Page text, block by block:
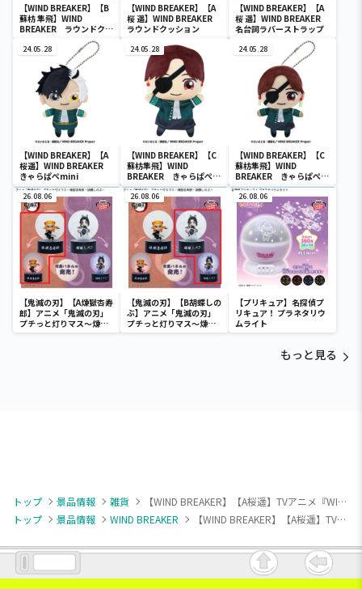
【WIND BREAKER】【B
蘇枋 隼飛】WIND
BREAKER ラウンドクッ
【WIND BREAKER】【A
桜 遥】WIND BREAKER
ラウンドクッション
【WIND BREAKER】【A
桜 遥】WIND BREAKER
名台詞ラバーストラップ
24.05.28
【WIND BREAKER】【A
桜遥】WIND BREAKER
きゃらぱぺmini
24.05.28
【WIND BREAKER】【C
蘇枋隼飛】WIND
BREAKER きゃらぱぺ
BIG
24.05.28
【WIND BREAKER】【C
蘇枋隼飛】WIND
BREAKER きゃらぱぺ
mini
26.08.06
【鬼滅の刃】【A煉獄杏寿
郎】アニメ「鬼滅の刃」
プチっと灯りマス～煉獄
杏寿郎・胡蝶しのぶ～
26.08.06
【鬼滅の刃】【B胡蝶しの
ぶ】アニメ「鬼滅の刃」
プチっと灯りマス～煉獄
杏寿郎・胡蝶しのぶ～
26.08.06
【プリキュア】名探偵プ
リキュア！ プラネタリウ
ムライト
もっと見る
トップ 景品情報 雑貨
【WIND BREAKER】【A桜遥】TVアニメ『WIND BREAKER』 きゅるぽっぷん カラビナ付きミニクリアポーチ
トップ
景品情報 WIND BREAKER 【WIND BREAKER】【A桜遥】TVアニメ『WIND BREAKER』 きゅるぽっぷん カラビナ付きミニクリアポーチ